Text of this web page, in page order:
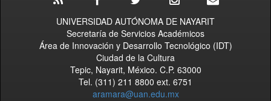
UNIVERSIDAD AUTÓNOMA DE NAYARIT
Secretaría de Servicios Académicos
Área de Innovación y Desarrollo Tecnológico (IDT)
Ciudad de la Cultura
Tepic, Nayarit, México. C.P. 63000
Tel. (311) 211 8800 ext. 6751
aramara@uan.edu.mx